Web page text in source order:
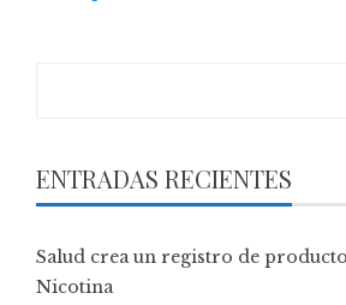
ENTRADAS RECIENTES
Salud crea un registro de
Nicotina